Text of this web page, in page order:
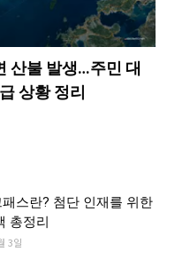
산불 발생…주민 대
상황 정리
스란? 첨단 인재를 위한
총정리
3일